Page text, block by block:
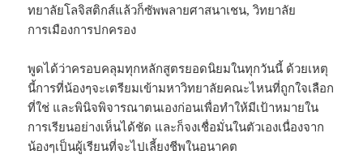
ทยาลัยโลจิสติกส์แล้วก็ซัพพลายศาสนาเชน, วิทยาลัย
การเมืองการปกครอง
พูดได้ว่าครอบคลุมทุกหลักสูตรยอดนิยมในทุกวันนี้ ด้วยเหตุ
นี้การที่น้องๆจะเตรียมเข้ามหาวิทยาลัยคณะไหนที่ถูกใจเลือก
ที่ใช่ และพินิจพิจารณาตนเองก่อนเพื่อทำให้มีเป้าหมายใน
การเรียนอย่างเห็นได้ชัด และก็จงเชื่อมั่นในตัวเองเนื่องจาก
น้องๆเป็นผู้เรียนที่จะไปเลี้ยงชีพในอนาคต